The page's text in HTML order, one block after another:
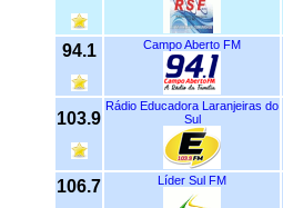
94.1 Campo Aberto FM
103.9
Rádio Educadora Laranjeiras do
Sul
106.7 Líder Sul FM